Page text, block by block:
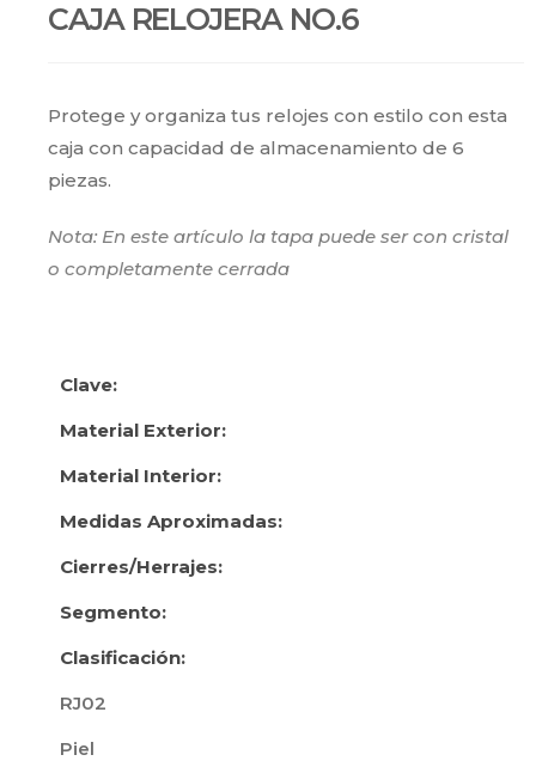
CAJA RELOJERA NO.6
Protege y organiza tus relojes con estilo con esta
caja con capacidad de almacenamiento de 6
piezas.
Nota: En este artículo la tapa puede ser con cristal
o completamente cerrada
Clave:
Material Exterior:
Material Interior:
Medidas Aproximadas:
Cierres/Herrajes:
Segmento:
Clasificación:
RJ02
Piel